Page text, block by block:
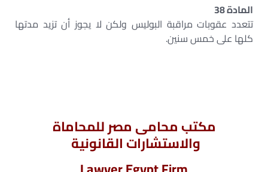
المادة 38
تتعدد عقوبات مراقبة البوليس ولكن لا يجوز أن تزيد مدتها
كلها على خمس سنين.
مكتب محامى مصر للمحاماة
والاستشارات القانونية